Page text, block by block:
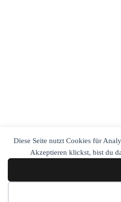
Diese Seite nutzt Cookies für
Akzeptieren klickst, bist du